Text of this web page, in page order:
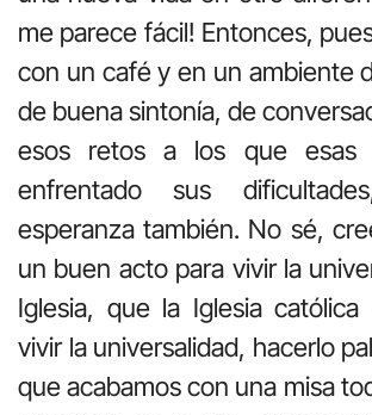
me parece fácil! Entonces,
con un café y en un ambiente
de buena sintonía, de
esos retos a los que esas
enfrentado sus
esperanza también. No sé,
un buen acto para vivir la
Iglesia, que la Iglesia católica
vivir la universalidad, hacerlo
que acabamos con una misa